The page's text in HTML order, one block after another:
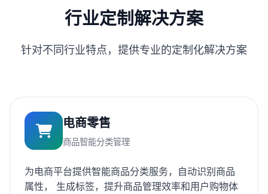
行业定制解决方案
针对不同行业特点，提供专业的定制化解决方案
电商零售
商品智能分类管理
为电商平台提供智能商品分类服务，自动识别商品
属性， 生成标签，提升商品管理效率和用户购物体